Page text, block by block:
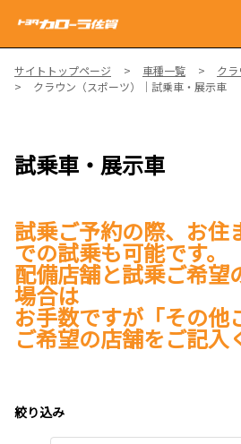
サイトトップページ 車種一覧
クラ
クラウン（スポーツ）｜試乗車・展示車
試乗車・展示車
試乗ご予約の際、お住
での試乗も可能です。
配備店舗と試乗ご希望
場合は
お手数ですが「その他
ご希望の店舗をご記入
絞り込み